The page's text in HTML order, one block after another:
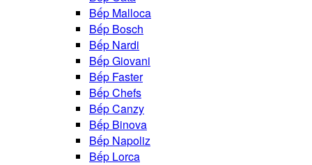
Bếp Malloca
Bếp Bosch
Bếp Nardi
Bếp Giovani
Bếp Faster
Bếp Chefs
Bếp Canzy
Bếp Binova
Bếp Napoliz
Bếp Lorca